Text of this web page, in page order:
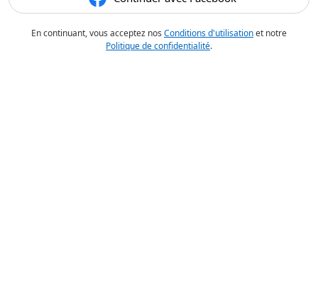
En continuant, vous acceptez nos Conditions d'utilisationet notre
Politique de confidentialité.